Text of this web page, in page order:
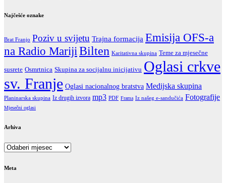
Najčešće oznake
Brat Franjo Poziv u svijetu Trajna formacija Emisija OFS-a
na Radio MarijiBilten Karitativna skupina Teme za mjesečne
susrete Osmrtnica Skupina za socijalnu inicijativu Oglasi crkve
sv. Franje Oglasi nacionalnog bratstva Medijska skupina
Planinarska skupina Iz drugih izvora mp3 PDF Frama Iz našeg e-sandučića Fotografije
Mjesečni oglasi
Arhiva
Arhiva
Meta